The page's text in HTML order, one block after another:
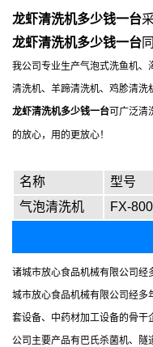
龙虾清洗机多少钱一台
龙虾清洗机多少钱一台
我公司专业生产气泡式洗鱼机、
清洗机、羊蹄清洗机、鸡胗清洗
龙虾清洗机多少钱一台可广泛清
的放心，用的更放心！
名称 型号
气泡清洗机
FX-800
诸城市放心食品机械有限公司经
城市放心食品机械有限公司经多
套设备、中药材加工设备的骨干
公司主要产品有巴氏杀菌机、隧